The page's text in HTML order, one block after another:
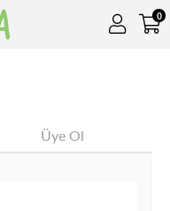
0
Üye Ol